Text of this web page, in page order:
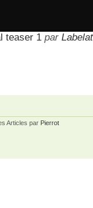
teaser 1 par
Articles par Pierrot